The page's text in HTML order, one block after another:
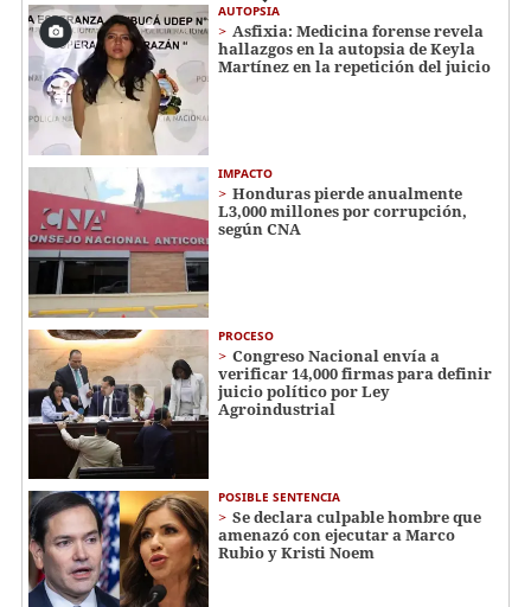
AUTOPSIA
Asfixia: Medicina forense revela
hallazgos en la autopsia de Keyla
Martínez en la repetición del juicio
IMPACTO
Honduras pierde anualmente
L3,000 millones por corrupción,
según CNA
PROCESO
Congreso Nacional envía a
verificar 14,000 firmas para definir
juicio político por Ley
Agroindustrial
POSIBLE SENTENCIA
Se declara culpable hombre que
amenazó con ejecutar a Marco
Rubio y Kristi Noem